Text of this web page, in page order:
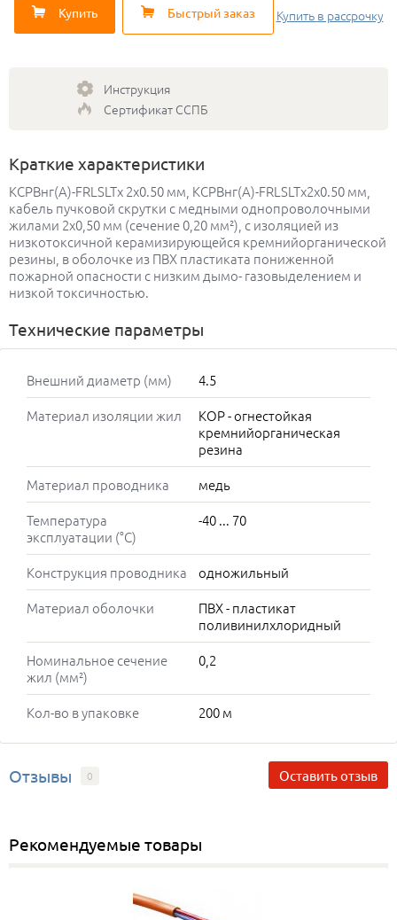
Купить Быстрый заказ Купить в рассрочку
Инструкция
Сертификат ССПБ
Краткие характеристики
КСРВнг(А)-FRLSLTx 2х0.50 мм, КСРВнг(А)-FRLSLTx2х0.50 мм,
кабель пучковой скрутки с медными однопроволочными
жилами 2х0,50 мм (сечение 0,20 мм²), с изоляцией из
низкотоксичной керамизирующейся кремнийорганической
резины, в оболочке из ПВХ пластиката пониженной
пожарной опасности с низким дымо- газовыделением и
низкой токсичностью.
Технические параметры
Внешний диаметр (мм)
4.5
Материал изоляции жил
КОР - огнестойкая
кремнийорганическая
резина
Материал проводника
медь
Температура
эксплуатации (°C)
-40 ... 70
Конструкция проводника
одножильный
Материал оболочки
ПВХ - пластикат
поливинилхлоридный
Номинальное сечение
жил (мм²)
0,2
Кол-во в упаковке 200 м
Отзывы 0 Оставить отзыв
Рекомендуемые товары